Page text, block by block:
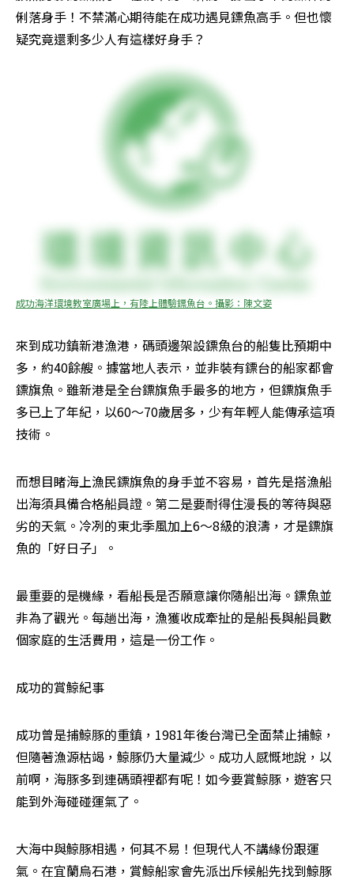
俐落身手！不禁滿心期待能在成功遇見鏢魚高手。但也懷
疑究竟還剩多少人有這樣好身手？
成功海洋環境教室廣場上，有陸上體驗鏢魚台。攝影：陳文姿
來到成功鎮新港漁港，碼頭邊架設鏢魚台的船隻比預期中
多，約40餘艘。據當地人表示，並非裝有鏢台的船家都會
鏢旗魚。雖新港是全台鏢旗魚手最多的地方，但鏢旗魚手
多已上了年紀，以60～70歲居多，少有年輕人能傳承這項
技術。
而想目睹海上漁民鏢旗魚的身手並不容易，首先是搭漁船
出海須具備合格船員證。第二是要耐得住漫長的等待與惡
劣的天氣。冷冽的東北季風加上6～8級的浪濤，才是鏢旗
魚的「好日子」。
最重要的是機緣，看船長是否願意讓你隨船出海。鏢魚並
非為了觀光。每趟出海，漁獲收成牽扯的是船長與船員數
個家庭的生活費用，這是一份工作。
成功的賞鯨紀事
成功曾是捕鯨豚的重鎮，1981年後台灣已全面禁止捕鯨，
但隨著漁源枯竭，鯨豚仍大量減少。成功人感慨地說，以
前啊，海豚多到連碼頭裡都有呢！如今要賞鯨豚，遊客只
能到外海碰碰運氣了。
大海中與鯨豚相遇，何其不易！但現代人不講緣份跟運
氣。在宜蘭烏石港，賞鯨船家會先派出斥候船先找到鯨豚